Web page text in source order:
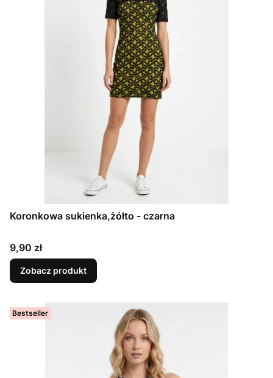
Koronkowa sukienka,żółto - czarna
Cena
9,90 zł
Zobacz produkt
Bestseller